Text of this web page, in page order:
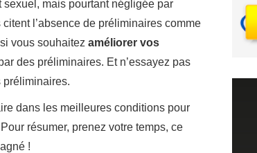
mais pourtant négligée par
l’absence de préliminaires comme
vous souhaitez améliorer vos
des préliminaires. Et n’essayez pas
préliminaires.
dans les meilleures conditions pour
résumer, prenez votre temps, ce
!